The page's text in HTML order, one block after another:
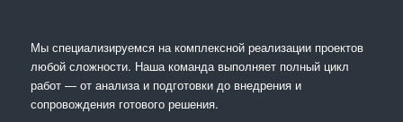
Мы специализируемся на комплексной реализации проектов
любой сложности. Наша команда выполняет полный цикл
работ — от анализа и подготовки до внедрения и
сопровождения готового решения.